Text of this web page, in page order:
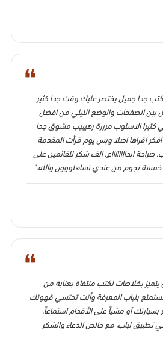
❝
جدا جميل يختصر عليك وقت جدا كثير
بين الصفحات والوضع الليلي من افضل
كثيرا الاسلوب مرررة رهيييب مشوق جدا
اقراها اصلا وبس يوم قرأت المقدمة
ابدااااااااع. الف شكر للقائمين على
خمسة نجوم من عندي تساهلووون والله.”
❝
بخلاصات لكتب منتقاة بعناية من
بلباب المعرفة وأنت تحتسي قهوتك
بسيارتك أو مشياً على الأقدام استماعاً.
تطبيق لباب، مع خالص الدعاء والشكر